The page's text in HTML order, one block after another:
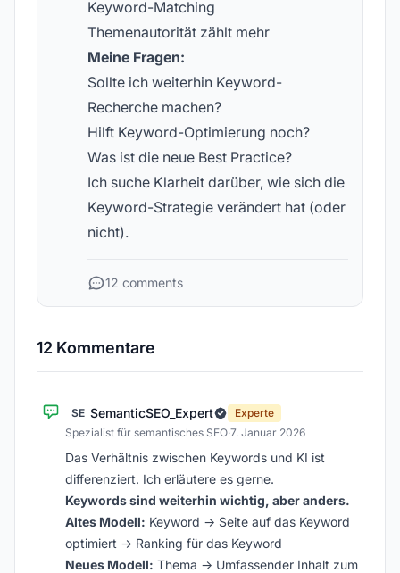
Keyword-Matching
Themenautorität zählt mehr
Meine Fragen:
Sollte ich weiterhin Keyword-
Recherche machen?
Hilft Keyword-Optimierung noch?
Was ist die neue Best Practice?
Ich suche Klarheit darüber, wie sich die
Keyword-Strategie verändert hat (oder
nicht).
12 comments
12 Kommentare
SE SemanticSEO_Expert
Experte
Spezialist für semantisches SEO·7. Januar 2026
Das Verhältnis zwischen Keywords und KI ist
differenziert. Ich erläutere es gerne.
Keywords sind weiterhin wichtig, aber anders.
Altes Modell: Keyword → Seite auf das Keyword
optimiert → Ranking für das Keyword
Neues Modell: Thema → Umfassender Inhalt zum